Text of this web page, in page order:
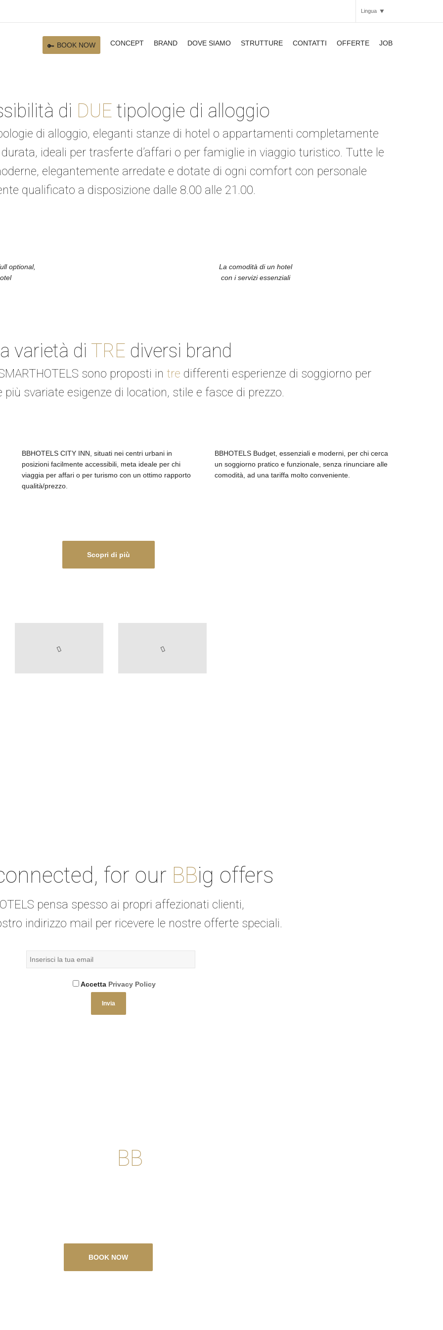
Lingua
BOOK NOW CONCEPT BRAND DOVE SIAMO STRUTTURE
APARTHOTEL
APARTHOTEL
APARTHOTEL
SMARTHOTEL
SMARTHOTEL
SMARTHOTEL
CONTATTI OFFERTE JOB
di DUE tipologie di alloggio
di alloggio, eleganti stanze di hotel o appartamenti completamente
ideali per trasferte d’affari o per famiglie in viaggio turistico. Tutte le
elegantemente arredate e dotate di ogni comfort con personale
qualificato a disposizione dalle 8.00 alle 21.00.
optional,
La comodità di un hotel
con i servizi essenziali
varietà di TRE diversi brand
sono proposti in tre differenti esperienze di soggiorno per
più svariate esigenze di location, stile e fasce di prezzo.
BBHOTELS CITY INN, situati nei centri urbani in
posizioni facilmente accessibili, meta ideale per chi
viaggia per affari o per turismo con un ottimo rapporto
qualità/prezzo.
BBHOTELS Budget, essenziali e moderni, per chi cerca
un soggiorno pratico e funzionale, senza rinunciare alle
comodità, ad una tariffa molto conveniente.
Scopri di più
for our BBig offers
pensa spesso ai propri affezionati clienti,
indirizzo mail per ricevere le nostre offerte speciali.
Accetta Privacy Policy
BB
BOOK NOW